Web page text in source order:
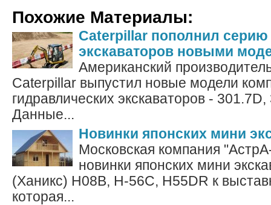
Похожие Материалы:
Caterpillar пополнил
экскаваторов новыми
Американский
Caterpillar выпустил новые модели
гидравлических экскаваторов -
Данные...
Новинки японских мини
Московская компания
новинки японских мини
(Ханикс) H08B, H-56C, H55DR к
которая...